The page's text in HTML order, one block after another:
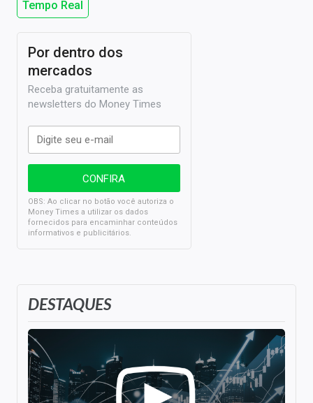
Tempo Real
DESTAQUES
Por dentro dos
mercados
Receba gratuitamente as
newsletters do Money Times
OBS: Ao clicar no botão você autoriza o
Money Times a utilizar os dados
fornecidos para encaminhar conteúdos
informativos e publicitários.